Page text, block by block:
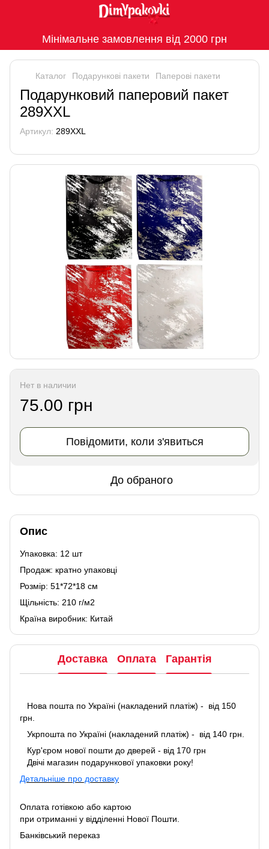
Мінімальне замовлення від 2000 грн
Каталог Подарункові пакети Паперові пакети
Подарунковий паперовий пакет
289XXL
Артикул: 289XXL
Нет в наличии
75.00 грн
Повідомити, коли з'явиться
До обраного
Опис
Упаковка: 12 шт
Продаж: кратно упаковці
Розмір: 51*72*18 см
Щільність: 210 г/м2
Країна виробник: Китай
Доставка Оплата Гарантія
Нова пошта по Україні (накладений платіж) - від 150
грн.
Укрпошта по Україні (накладений платіж) - від 140 грн.
Кур'єром нової пошти до дверей - від 170 грн
Двічі магазин подарункової упаковки року!
Детальніше про доставку
Оплата готівкою або картою
при отриманні у відділенні Нової Пошти.
Банківський переказ